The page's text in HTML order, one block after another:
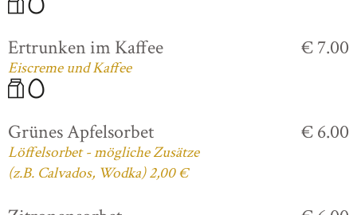
Ertrunken im Kaffee
Eiscreme und Kaffee
€ 7.00
Grünes Apfelsorbet
Löffelsorbet - mögliche Zusätze
(z.B. Calvados, Wodka) 2,00 €
€ 6.00